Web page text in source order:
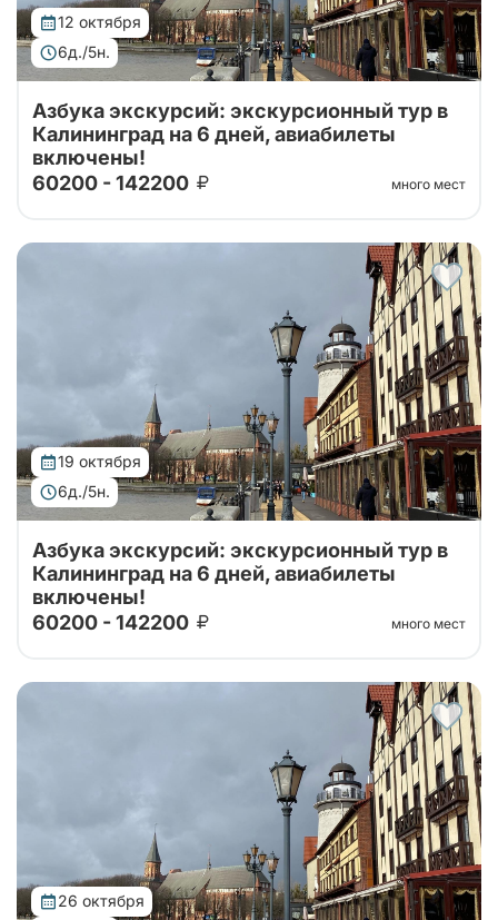
12 октября
6д./5н.
стороной. Проведите свой отпуск в увлекательном
шестидневном туре, где сможете насладиться
сочетанием культуры, истории и природы...
Азбука экскурсий: экскурсионный тур в
Калининград на 6 дней, авиабилеты
включены!
60200 - 142200
много мест
19 октября
6д./5н.
стороной. Проведите свой отпуск в увлекательном
шестидневном туре, где сможете насладиться
сочетанием культуры, истории и природы...
Азбука экскурсий: экскурсионный тур в
Калининград на 6 дней, авиабилеты
включены!
60200 - 142200
много мест
26 октября